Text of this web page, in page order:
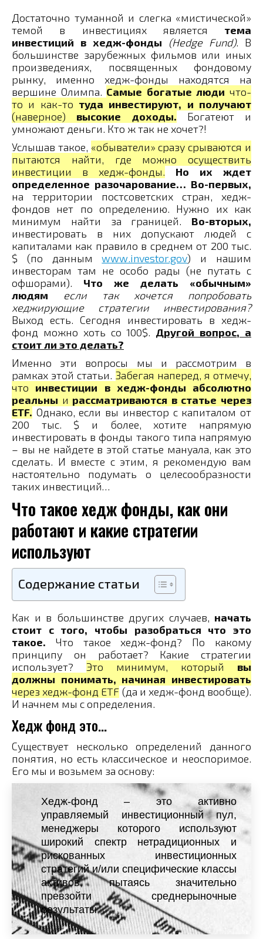
Достаточно туманной и слегка «мистической»
темой в инвестициях является тема
инвестиций в хедж-фонды
(Hedge Fund). В
большинстве зарубежных фильмов или иных
произведениях, посвященных фондовому
рынку, именно хедж-фонды находятся на
вершине Олимпа. Самые богатые люди что-
то и как-то туда инвестируют, и получают
(наверное) высокие доходы. Богатеют и
умножают деньги. Кто ж так не хочет?!
Услышав такое, «обыватели» сразу срываются и
пытаются найти, где можно осуществить
инвестиции в хедж-фонды.
Но их ждет
определенное разочарование… Во-первых,
на территории постсоветских стран, хедж-
фондов нет по определению. Нужно их как
минимум найти за границей. Во-вторых,
инвестировать в них допускают людей с
капиталами как правило в среднем от 200 тыс.
$ (по даннымwww.investor.gov) и нашим
инвесторам там не особо рады (не путать с
офшорами). Что же делать «обычным»
людям
если так хочется попробовать
хеджирующие стратегии инвестирования?
Выход есть. Сегодня инвестировать в хедж-
фонд можно хоть со 100$. Другой вопрос, а
стоит ли это делать?
Именно эти вопросы мы и рассмотрим в
рамках этой статьи. Забегая наперед, я отмечу,
что инвестиции в хедж-фонды абсолютно
реальны и рассматриваются в статье через
ETF. Однако, если вы инвестор с капиталом от
200 тыс. $ и более, хотите напрямую
инвестировать в фонды такого типа напрямую
– вы не найдете в этой статье мануала, как это
сделать. И вместе с этим, я рекомендую вам
настоятельно подумать о целесообразности
таких инвестиций…
Что такое хедж фонды, как они
работают и какие стратегии
используют
Содержание статьи
Как и в большинстве других случаев, начать
стоит с того, чтобы разобраться что это
такое. Что такое хедж-фонд? По какому
принципу он работает? Какие стратегии
использует? Это минимум, который вы
должны понимать, начиная инвестировать
через хедж-фонд ETF (да и хедж-фонд вообще).
И начнем мы с определения.
Хедж фонд это…
Существует несколько определений данного
понятия, но есть классическое и неоспоримое.
Его мы и возьмем за основу:
Хедж-фонд – это активно
управляемый инвестиционный пул,
менеджеры которого используют
широкий спектр нетрадиционных и
рискованных инвестиционных
стратегий и/или специфические классы
активов, пытаясь значительно
превзойти среднерыночные
результаты